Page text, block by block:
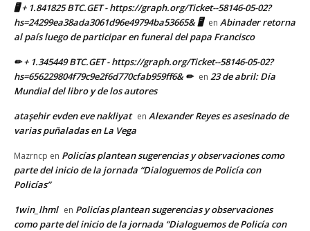
🖥 + 1.841825 BTC.GET - https://graph.org/Ticket--58146-05-02?
hs=24299ea38ada3061d96e49794ba53665& 🖥 en Abinader retorna
al país luego de participar en funeral del papa Francisco
✏ + 1.345449 BTC.GET - https://graph.org/Ticket--58146-05-02?
hs=656229804f79c9e2f6d770cfab959ff6& ✏ en 23 de abril: Día
Mundial del libro y de los autores
ataşehir evden eve nakliyat en Alexander Reyes es asesinado de
varias puñaladas en La Vega
Mazrncp en Policías plantean sugerencias y observaciones como
parte del inicio de la jornada “Dialoguemos de Policía con
Policías”
1win_lhml en Policías plantean sugerencias y observaciones
como parte del inicio de la jornada “Dialoguemos de Policía con